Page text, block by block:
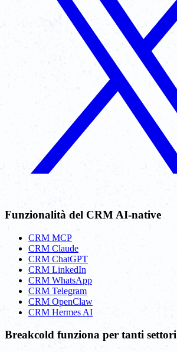
Funzionalità del CRM AI-native
CRM MCP
CRM Claude
CRM ChatGPT
CRM LinkedIn
CRM WhatsApp
CRM Telegram
CRM OpenClaw
CRM Hermes AI
Breakcold funziona per tanti settori